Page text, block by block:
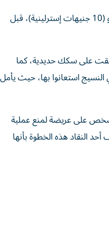
وتأتي هذه الأسعار المرتفعة مقارنة بأسعار متحف بايو في نورماندي بفرنسا، والتي لم تكن تتجاوز 12 يورو (10 جنيهات إسترلينية)، قبل
تضررها إذا ما علقت على سكك حديدية، كما
استعانوا بها، حيث يأمل
فرنسا إلى بريطانيا موجة من القلق والاعتراضات، حيث وقع أكثر من 77 ألف شخص على عريضة لمنع عملية
النقاد هذه الخطوة بأنها